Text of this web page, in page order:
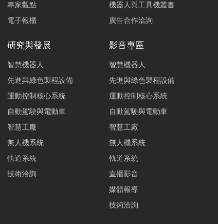
專家觀點
電子報櫃
機器人與工具機叢書
廣告合作洽詢
研究與發展
智慧機器人
先進與綠色製程設備
運動控制核心系統
自動駕駛與電動車
智慧工廠
無人機系統
軌道系統
技術洽詢
影音專區
智慧機器人
先進與綠色製程設備
運動控制核心系統
自動駕駛與電動車
智慧工廠
無人機系統
軌道系統
直播影音
媒體報導
技術洽詢